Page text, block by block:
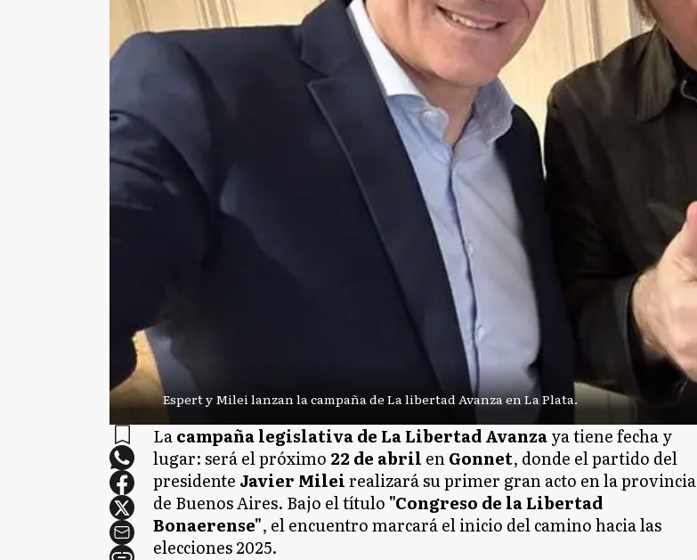
Espert y Milei lanzan la campaña de La libertad Avanza en La Plata.
Lacampaña legislativa de La Libertad Avanzaya tiene fecha y
lugar: será el próximo 22 de abril enGonnet, donde el partido del
presidente Javier Mileirealizará su primer gran acto en la provincia
de Buenos Aires. Bajo el título "Congreso de la Libertad
Bonaerense", el encuentro marcará el inicio del camino hacia las
elecciones 2025.